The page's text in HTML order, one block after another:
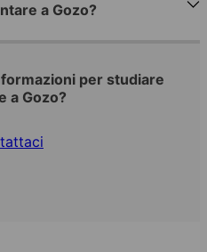
a Gozo?
per studiare
a Gozo?